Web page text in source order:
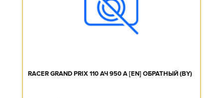
RACER GRAND PRIX 110 АЧ 950 А [EN] ОБРАТНЫЙ (BY)